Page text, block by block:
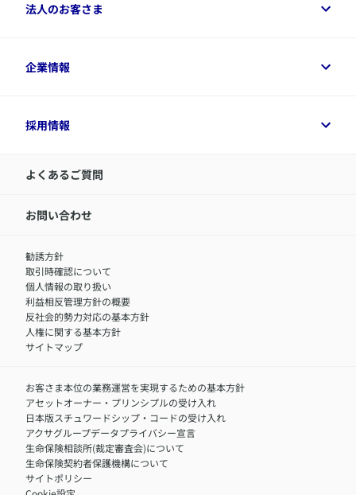
資料請求
変額保険各種情報
ご契約者さまトップ
デジタル約款
令和8年（2026年）分の生命保険料控除証明書について
アクサのネット完結保険（旧アクサダイレクト生命）
法人のお客さま
法人のお客さまトップ
経営者サポートサービス
企業情報
企業情報トップ
アクサ生命が選ばれる理由
IR情報
サステナビリティの取り組み
​お客さまを金融犯罪からお守りするために
アクサグループについて
採用情報
採用情報トップ
中途採用：内勤正社員
職）
中途採用：フィナンシャルプラン・アドバイザー（営業職）
障害者採用
よくあるご質問
お問い合わせ
勧誘方針
取引時確認について
個人情報の取り扱い
利益相反管理方針の概要
反社会的勢力対応の基本方針
人権に関する基本方針
サイトマップ
お客さま本位の業務運営を実現するための基本方針
アセットオーナー・プリンシプルの受け入れ
日本版スチュワードシップ・コードの受け入れ
アクサグループデータプライバシー宣言
生命保険相談所(裁定審査会)について
生命保険契約者保護機構について
サイトポリシー